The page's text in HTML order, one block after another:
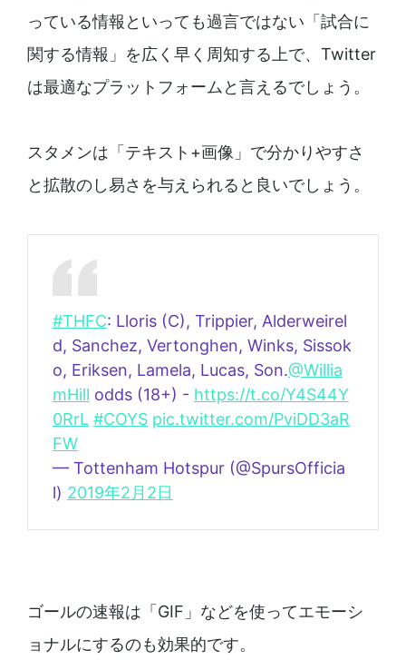
っている情報といっても過言ではない「試合に
関する情報」を広く早く周知する上で、Twitter
は最適なプラットフォームと言えるでしょう。
スタメンは「テキスト+画像」で分かりやすさ
と拡散のし易さを与えられると良いでしょう。
#THFC: Lloris (C), Trippier, Alderweirel
d, Sanchez, Vertonghen, Winks, Sissok
o, Eriksen, Lamela, Lucas, Son.@Willia
mHill odds (18+) - https://t.co/Y4S44Y
0RrL #COYS pic.twitter.com/PviDD3aR
FW
— Tottenham Hotspur (@SpursOfficia
l) 2019年2月2日
ゴールの速報は「GIF」などを使ってエモーシ
ョナルにするのも効果的です。